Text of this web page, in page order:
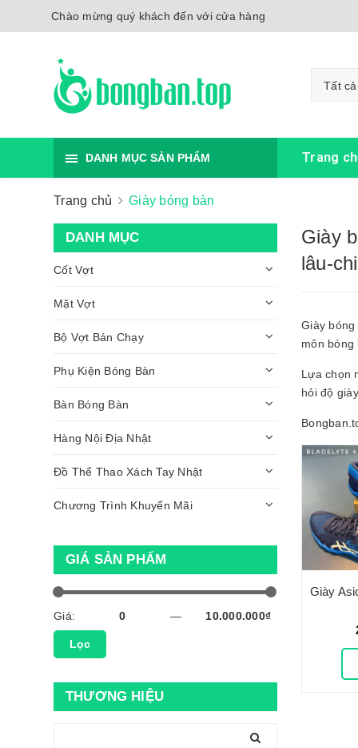
Chào mừng quý khách đến với cửa hàng
Tất cả
DANH MỤC SẢN PHẨM Trang
Trang chủ Giày bóng bàn
Giày
lâu-
Giày
môn bóng
Lựa chọn
hỏi độ
DANH MỤC
Cốt Vợt
Mặt Vợt
Bộ Vợt Bán Chạy
Phụ Kiện Bóng Bàn
Bàn Bóng Bàn
Hàng Nội Địa Nhật
Đồ Thể Thao Xách Tay Nhật
Chương Trình Khuyến Mãi
GIÁ SẢN PHẨM
Giá: —
Lọc
THƯƠNG HIỆU